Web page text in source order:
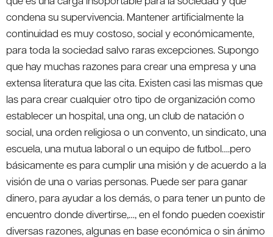
condena su supervivencia. Mantener artificialmente la
continuidad es muy costoso, social y económicamente,
para toda la sociedad salvo raras excepciones. Supongo
que hay muchas razones para crear una empresa y una
extensa literatura que las cita. Existen casi las mismas que
las para crear cualquier otro tipo de organización como
establecer un hospital, una ong, un club de natación o
social, una orden religiosa o un convento, un sindicato, una
escuela, una mutua laboral o un equipo de futbol….pero
básicamente es para cumplir una misión y de acuerdo a la
visión de una o varias personas. Puede ser para ganar
dinero, para ayudar a los demás, o para tener un punto de
encuentro donde divertirse,…, en el fondo pueden coexistir
diversas razones, algunas en base económica o sin ánimo